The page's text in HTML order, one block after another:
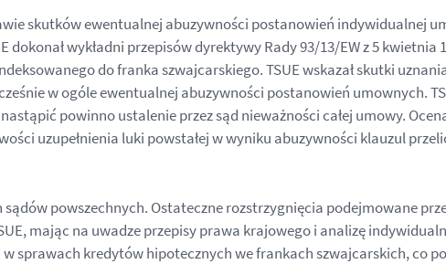
skutków ewentualnej abuzywności postanowień indywidualnej
dokonał wykładni przepisów dyrektywy Rady 93/13/EW z 5
do franka szwajcarskiego. TSUE wskazał skutki
w ogóle ewentualnej abuzywności postanowień umownych.
powinno ustalenie przez sąd nieważności całej umowy.
uzupełnienia luki powstałej w wyniku abuzywności klauzul
powszechnych. Ostateczne rozstrzygnięcia podejmowane
mając na uwadze przepisy prawa krajowego i analizę
sprawach kredytów hipotecznych we frankach szwajcarskich, co